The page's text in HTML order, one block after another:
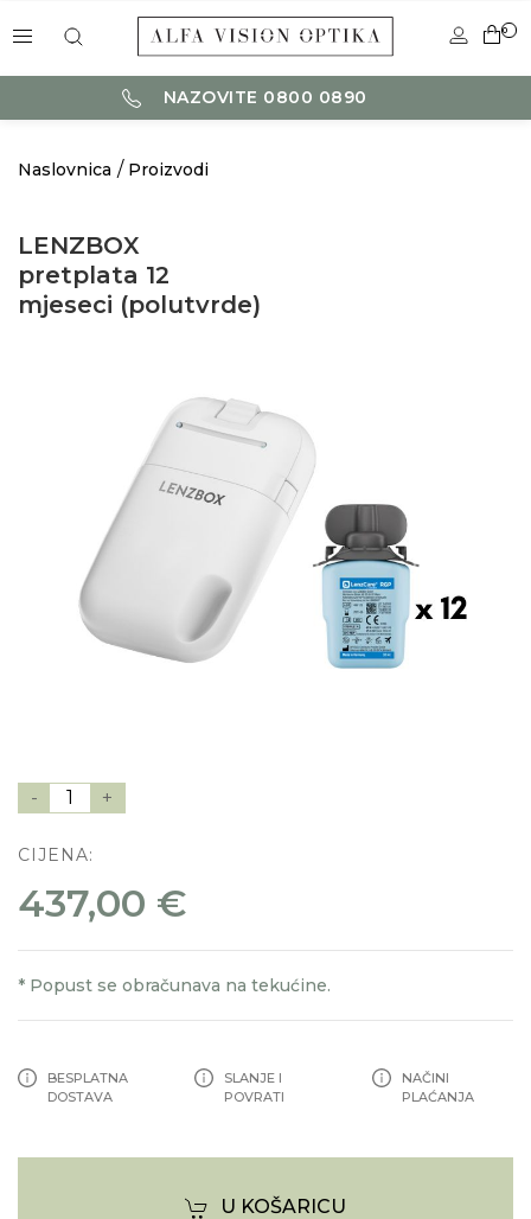
0
NAZOVITE 0800 0890
Naslovnica Proizvodi
LENZBOX
pretplata 12
mjeseci (polutvrde)
- 1 +
CIJENA:
437,00 €
* Popust se obračunava na tekućine.
BESPLATNA
DOSTAVA
SLANJE I
POVRATI
NAČINI
PLAĆANJA
U KOŠARICU